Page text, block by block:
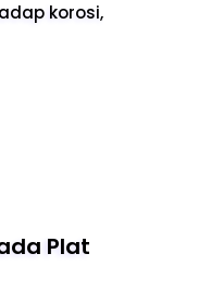
korosi,
Plat